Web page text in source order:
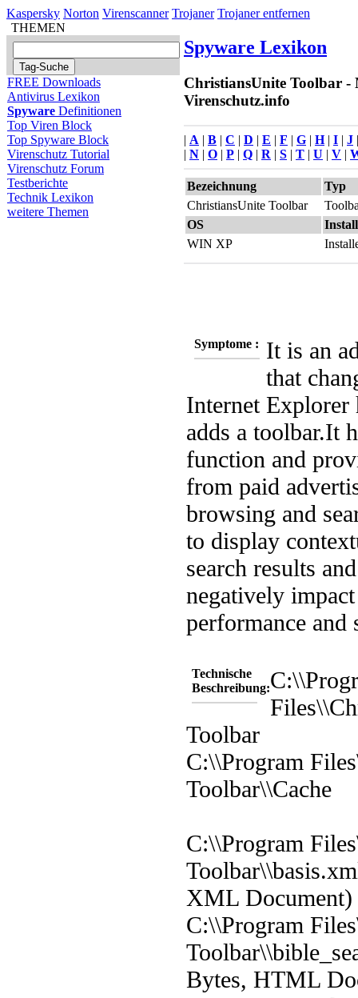
Kaspersky Norton Virenscanner Trojaner Trojaner entfernen
THEMEN
FREE Downloads
Antivirus Lexikon
Spyware Definitionen
Top Viren Block
Top Spyware Block
Virenschutz Tutorial
Virenschutz Forum
Testberichte
Technik Lexikon
weitere Themen
Spyware Lexikon
ChristiansUnite Toolbar -
Virenschutz.info
| A | B | C | D | E | F | G | H| I | J
| N | O | P | Q | R | S | T | U | V |
Bezeichnung
Typ
ChristiansUnite Toolbar
OS
WIN XP
Symptome :
It is an
that
Internet Explorer
adds a toolbar.It
function and
from paid
browsing and
to display
search results
negatively
performance and
Technische
Beschreibung:
Toolbar
C:\\Program
Toolbar\\Cache
C:\\Program
XML Document)
C:\\Program
Bytes, HTML